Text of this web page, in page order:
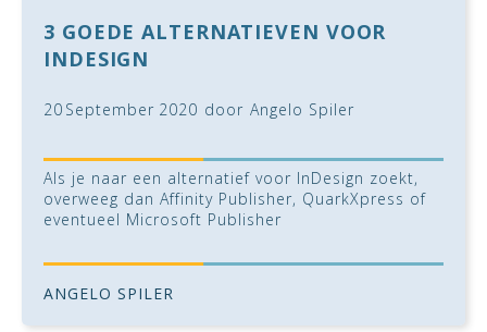
3 GOEDE ALTERNATIEVEN VOOR
INDESIGN
20 September 2020 door Angelo Spiler
Als je naar een alternatief voor InDesign zoekt,
overweeg dan Affinity Publisher, QuarkXpress of
eventueel Microsoft Publisher
ANGELO SPILER